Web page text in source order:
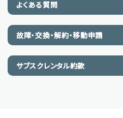
よくある質問
故障・交換・解約・移動申請
サブスクレンタル約款